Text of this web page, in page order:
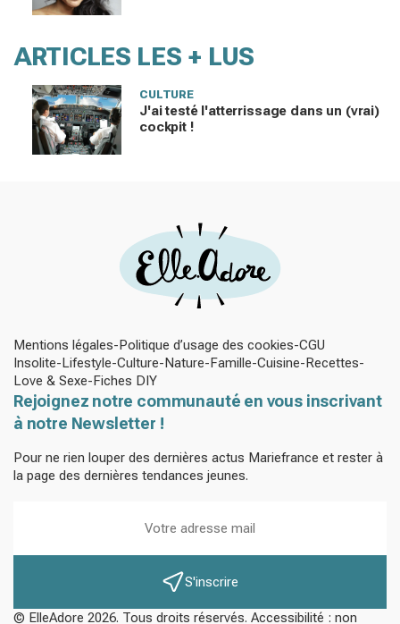
ARTICLES LES + LUS
CULTURE
J'ai testé l'atterrissage dans un (vrai)
cockpit !
Mentions légales Politique d’usage des cookies CGU
Insolite Lifestyle Culture Nature Famille Cuisine Recettes
Love & Sexe Fiches DIY
Rejoignez notre communauté en vous inscrivant
à notre Newsletter !
Pour ne rien louper des dernières actus Mariefrance et rester à
la page des dernières tendances jeunes.
S'inscrire
© ElleAdore 2026. Tous droits réservés. Accessibilité : non